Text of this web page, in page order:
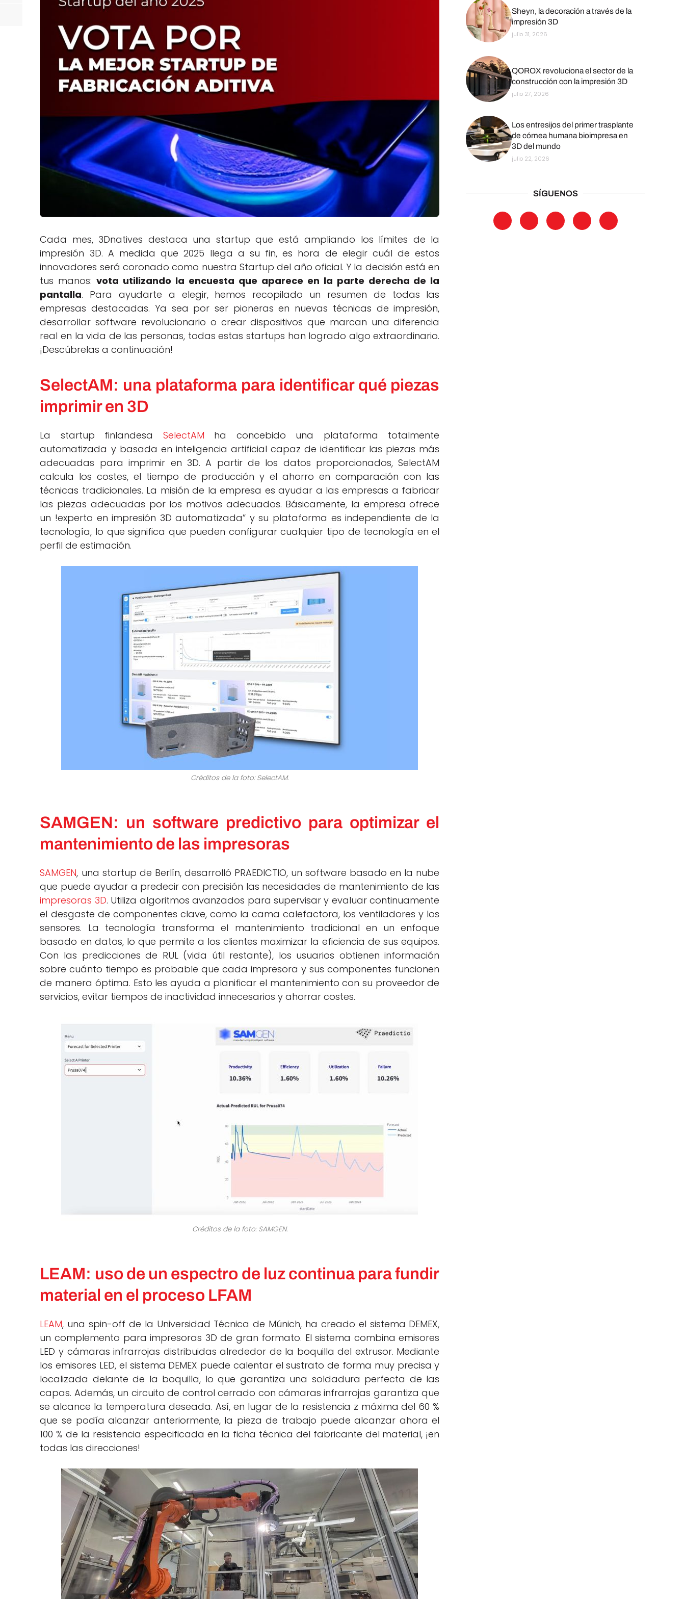
Vídeos
Cada mes, 3Dnatives destaca una startup que está ampliando los límites de la
impresión 3D. A medida que 2025 llega a su fin, es hora de elegir cuál de estos
innovadores será coronado como nuestra Startup del año oficial. Y la decisión está en
tus manos:vota utilizando la encuesta que aparece en la parte derecha de la
pantalla. Para ayudarte a elegir, hemos recopilado un resumen de todas las
empresas destacadas. Ya sea por ser pioneras en nuevas técnicas de impresión,
desarrollar software revolucionario o crear dispositivos que marcan una diferencia
real en la vida de las personas, todas estas startups han logrado algo extraordinario.
¡Descúbrelas a continuación!
SelectAM: una plataforma para identificar qué piezas
imprimir en 3D
La startup finlandesa SelectAM ha concebido una plataforma totalmente
automatizada y basada en inteligencia artificial capaz de identificar las piezas más
adecuadas para imprimir en 3D. A partir de los datos proporcionados, SelectAM
calcula los costes, el tiempo de producción y el ahorro en comparación con las
técnicas tradicionales. La misión de la empresa es ayudar a las empresas a fabricar
las piezas adecuadas por los motivos adecuados. Básicamente, la empresa ofrece
un !experto en impresión 3D automatizada” y su plataforma es independiente de la
tecnología, lo que significa que pueden configurar cualquier tipo de tecnología en el
perfil de estimación.
Créditos de la foto: SelectAM.
SAMGEN: un software predictivo para optimizar el
mantenimiento de las impresoras
SAMGEN, una startup de Berlín, desarrolló PRAEDICTIO, un software basado en la nube
que puede ayudar a predecir con precisión las necesidades de mantenimiento de las
impresoras 3D. Utiliza algoritmos avanzados para supervisar y evaluar continuamente
el desgaste de componentes clave, como la cama calefactora, los ventiladores y los
sensores. La tecnología transforma el mantenimiento tradicional en un enfoque
basado en datos, lo que permite a los clientes maximizar la eficiencia de sus equipos.
Con las predicciones de RUL (vida útil restante), los usuarios obtienen información
sobre cuánto tiempo es probable que cada impresora y sus componentes funcionen
de manera óptima. Esto les ayuda a planificar el mantenimiento con su proveedor de
servicios, evitar tiempos de inactividad innecesarios y ahorrar costes.
Créditos de la foto: SAMGEN.
LEAM: uso de un espectro de luz continua para fundir
material en el proceso LFAM
LEAM, una spin-off de la Universidad Técnica de Múnich, ha creado el sistema DEMEX,
un complemento para impresoras 3D de gran formato. El sistema combina emisores
LED y cámaras infrarrojas distribuidas alrededor de la boquilla del extrusor. Mediante
los emisores LED, el sistema DEMEX puede calentar el sustrato de forma muy precisa y
localizada delante de la boquilla, lo que garantiza una soldadura perfecta de las
capas. Además, un circuito de control cerrado con cámaras infrarrojas garantiza que
se alcance la temperatura deseada. Así, en lugar de la resistencia z máxima del 60 %
que se podía alcanzar anteriormente, la pieza de trabajo puede alcanzar ahora el
100 % de la resistencia especificada en la ficha técnica del fabricante del material, ¡en
todas las direcciones!
Sheyn, la decoración a través de la
impresión 3D
julio 31, 2026
QOROX revoluciona el sector de la
construcción con la impresión 3D
julio 27, 2026
Los entresijos del primer trasplante
de córnea humana bioimpresa en
3D del mundo
julio 22, 2026
SÍGUENOS